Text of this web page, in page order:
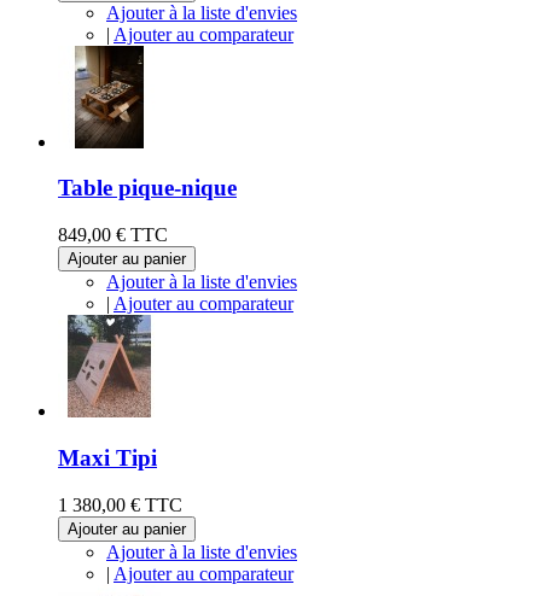
Ajouter à la liste d'envies
| Ajouter au comparateur
Table pique-nique
849,00 € TTC
Ajouter au panier
Ajouter à la liste d'envies
| Ajouter au comparateur
Maxi Tipi
1 380,00 € TTC
Ajouter au panier
Ajouter à la liste d'envies
| Ajouter au comparateur